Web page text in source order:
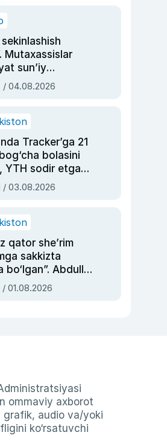
sekinlashish
Mutaxassislar
sun’iy
boshqara
xavotir
/ 04.08.2026
Tracker’ga 21
bolasini
YTH sodir etgan
sud hukmi o‘qildi
/ 03.08.2026
qator she’rim
sakkizta
bo‘lgan”. Abdulla
siyosiy
asrab
/ 01.08.2026
ommaviy axborot
grafik, audio va/yoki
ko‘rsatuvchi